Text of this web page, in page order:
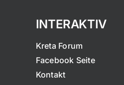
INTERAKTIV
Kreta Forum
Facebook Seite
Kontakt